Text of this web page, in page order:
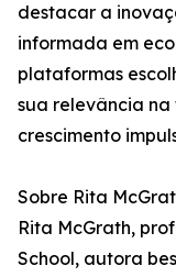
destacar a
informada em
plataformas
sua relevância
crescimento
Sobre Rita
Rita McGrath,
School, autora